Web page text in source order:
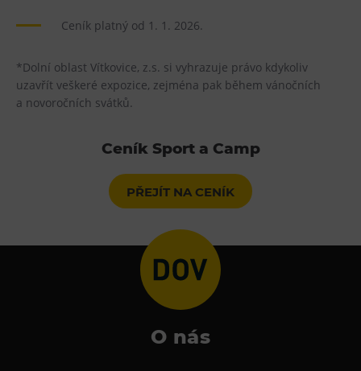
Ceník platný od 1. 1. 2026.
*Dolní oblast Vítkovice, z.s. si vyhrazuje právo kdykoliv
uzavřít veškeré expozice, zejména pak během vánočních
a novoročních svátků.
Ceník Sport a Camp
PŘEJÍT NA CENÍK
O nás